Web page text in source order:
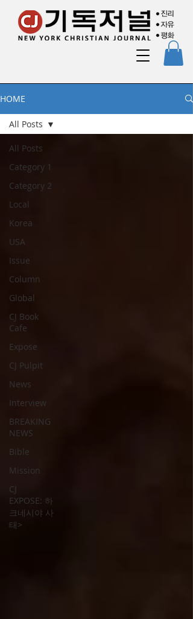
HOME
All Posts
Category 1
Category 2
Local
Korea
USA
Issue
Column
Global
CJ Book
Cafe
Expose
CJ Pulpit
News
Interview
BREAKING
NEWS
Bible
Mission
CJ
EXPOSE: 하
크네시야 사
태>
All Posts